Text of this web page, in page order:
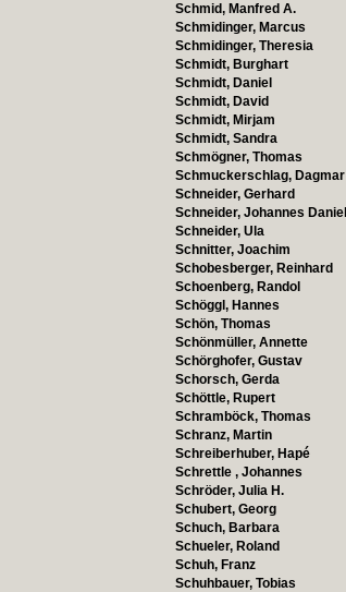
Schmid, Manfred A.
Schmidinger, Marcus
Schmidinger, Theresia
Schmidt, Burghart
Schmidt, Daniel
Schmidt, David
Schmidt, Mirjam
Schmidt, Sandra
Schmögner, Thomas
Schmuckerschlag, Dagmar
Schneider, Gerhard
Schneider, Johannes Daniel
Schneider, Ula
Schnitter, Joachim
Schobesberger, Reinhard
Schoenberg, Randol
Schöggl, Hannes
Schön, Thomas
Schönmüller, Annette
Schörghofer, Gustav
Schorsch, Gerda
Schöttle, Rupert
Schramböck, Thomas
Schranz, Martin
Schreiberhuber, Hapé
Schrettle , Johannes
Schröder, Julia H.
Schubert, Georg
Schuch, Barbara
Schueler, Roland
Schuh, Franz
Schuhbauer, Tobias